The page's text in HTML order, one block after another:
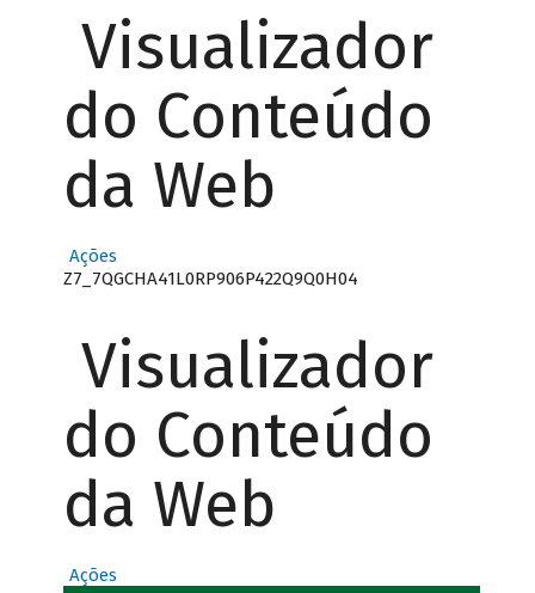
Visualizador
do Conteúdo
da Web
Ações
Z7_7QGCHA41L0RP906P422Q9Q0H04
Visualizador
do Conteúdo
da Web
Ações